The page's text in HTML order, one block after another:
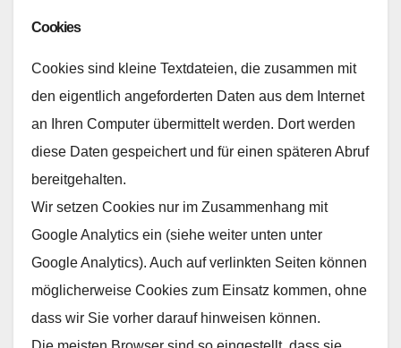
Cookies
Cookies sind kleine Textdateien, die zusammen mit
den eigentlich angeforderten Daten aus dem Internet
an Ihren Computer übermittelt werden. Dort werden
diese Daten gespeichert und für einen späteren Abruf
bereitgehalten.
Wir setzen Cookies nur im Zusammenhang mit
Google Analytics ein (siehe weiter unten unter
Google Analytics). Auch auf verlinkten Seiten können
möglicherweise Cookies zum Einsatz kommen, ohne
dass wir Sie vorher darauf hinweisen können.